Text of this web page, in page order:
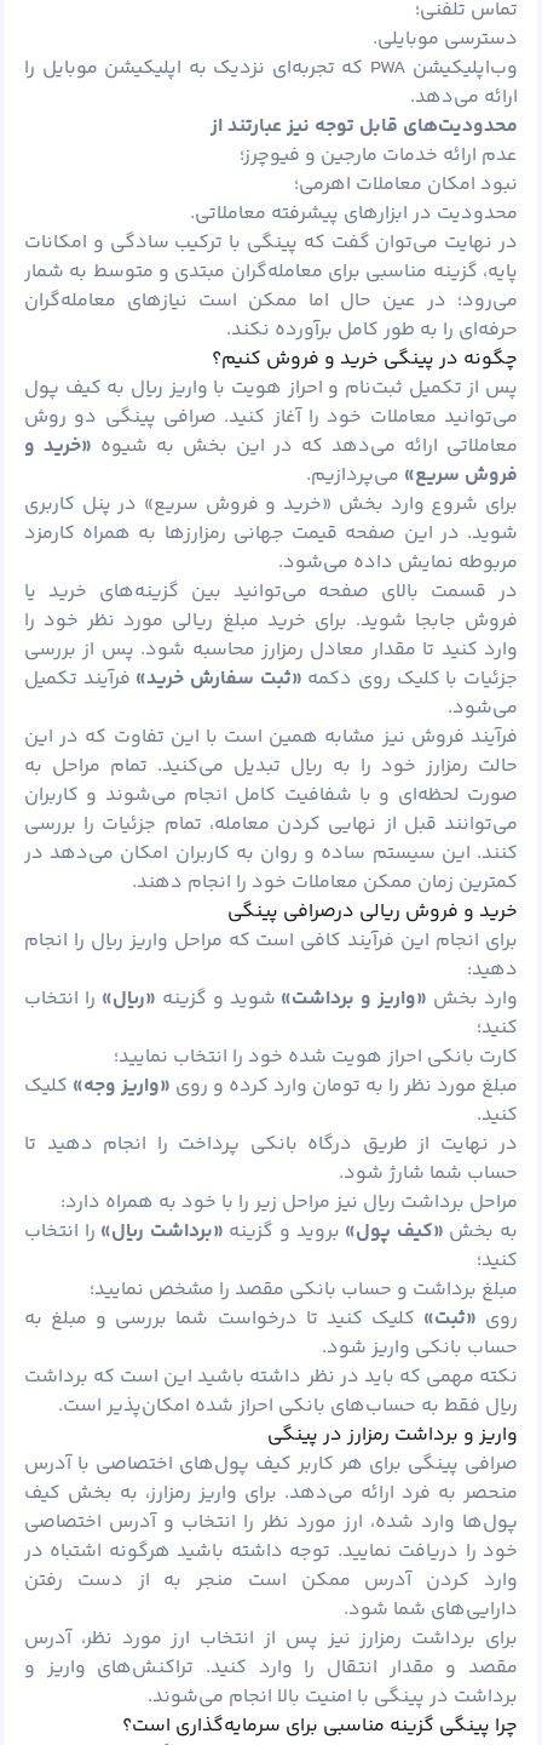
تماس تلفنی؛
دسترسی موبایلی.
وب‌اپلیکیشن PWA که تجربه‌ای نزدیک به اپلیکیشن موبایل را
ارائه می‌دهد.
محدودیت‌های قابل توجه نیز عبارتند از
عدم ارائه خدمات مارجین و فیوچرز؛
نبود امکان معاملات اهرمی؛
محدودیت در ابزارهای پیشرفته معاملاتی.
در نهایت می‌توان گفت که پینگی با ترکیب سادگی و امکانات
پایه، گزینه مناسبی برای معامله‌گران مبتدی و متوسط به شمار
می‌رود؛ در عین حال اما ممکن است نیازهای معامله‌گران
حرفه‌ای را به طور کامل برآورده نکند.
چگونه در پینگی خرید و فروش کنیم؟
پس از تکمیل ثبت‌نام و احراز هویت با واریز ریال به کیف پول
می‌توانید معاملات خود را آغاز کنید. صرافی پینگی دو روش
معاملاتی ارائه می‌دهد که در این بخش به شیوه «خرید و
فروش سریع» می‌پردازیم.
برای شروع وارد بخش «خرید و فروش سریع» در پنل کاربری
شوید. در این صفحه قیمت جهانی رمزارزها به همراه کارمزد
مربوطه نمایش داده می‌شود.
در قسمت بالای صفحه می‌توانید بین گزینه‌های خرید یا
فروش جابجا شوید. برای خرید مبلغ ریالی مورد نظر خود را
وارد کنید تا مقدار معادل رمزارز محاسبه شود. پس از بررسی
جزئیات با کلیک روی دکمه «ثبت سفارش خرید» فرآیند تکمیل
می‌شود.
فرآیند فروش نیز مشابه همین است با این تفاوت که در این
حالت رمزارز خود را به ریال تبدیل می‌کنید. تمام مراحل به
صورت لحظه‌ای و با شفافیت کامل انجام می‌شوند و کاربران
می‌توانند قبل از نهایی کردن معامله، تمام جزئیات را بررسی
کنند. این سیستم ساده و روان به کاربران امکان می‌دهد در
کمترین زمان ممکن معاملات خود را انجام دهند.
خرید و فروش ریالی درصرافی پینگی
برای انجام این فرآیند کافی است که مراحل واریز ریال را انجام
دهید:
وارد بخش «واریز و برداشت» شوید و گزینه «ریال» را انتخاب
کنید؛
کارت بانکی احراز هویت شده خود را انتخاب نمایید؛
مبلغ مورد نظر را به تومان وارد کرده و روی «واریز وجه» کلیک
کنید.
در نهایت از طریق درگاه بانکی پرداخت را انجام دهید تا
حساب شما شارژ شود.
مراحل برداشت ریال نیز مراحل زیر را با خود به همراه دارد:
به بخش «کیف پول» بروید و گزینه «برداشت ریال» را انتخاب
کنید؛
مبلغ برداشت و حساب بانکی مقصد را مشخص نمایید؛
روی «ثبت» کلیک کنید تا درخواست شما بررسی و مبلغ به
حساب بانکی واریز شود.
نکته مهمی که باید در نظر داشته باشید این است که برداشت
ریال فقط به حساب‌های بانکی احراز شده امکان‌پذیر است.
واریز و برداشت رمزارز در پینگی
صرافی پینگی برای هر کاربر کیف پول‌های اختصاصی با آدرس
منحصر به فرد ارائه می‌دهد. برای واریز رمزارز، به بخش کیف
پول‌ها وارد شده، ارز مورد نظر را انتخاب و آدرس اختصاصی
خود را دریافت نمایید. توجه داشته باشید هرگونه اشتباه در
وارد کردن آدرس ممکن است منجر به از دست رفتن
دارایی‌های شما شود.
برای برداشت رمزارز نیز پس از انتخاب ارز مورد نظر، آدرس
مقصد و مقدار انتقال را وارد کنید. تراکنش‌های واریز و
برداشت در پینگی با امنیت بالا انجام می‌شوند.
چرا پینگی گزینه مناسبی برای سرمایه‌گذاری است؟